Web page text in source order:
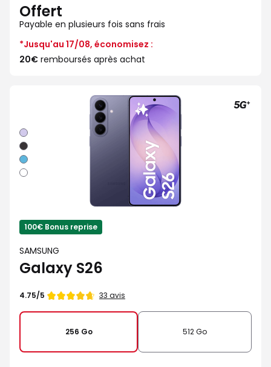
Offert
Payable en plusieurs fois sans frais
*Jusqu'au 17/08, économisez :
20€ remboursés après achat
Violet
Noir
Bleu
Blanc
100€ Bonus reprise
SAMSUNG
Galaxy S26
Note
4.75/5 33 avis
256 Go 512 Go